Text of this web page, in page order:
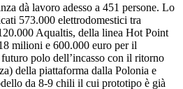
dà lavoro adesso a 451 persone. Lo
573.000 elettrodomestici tra
Aqualtis, della linea Hot Point
milioni e 600.000 euro per il
polo dell’incasso con il ritorno
della piattaforma dalla Polonia e
da 8-9 chili il cui prototipo è già